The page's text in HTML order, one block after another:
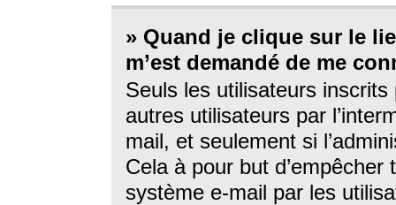
» Quand je clique sur le
m’est demandé de me
Seuls les utilisateurs
autres utilisateurs par
mail, et seulement si
Cela à pour but
système e-mail par les